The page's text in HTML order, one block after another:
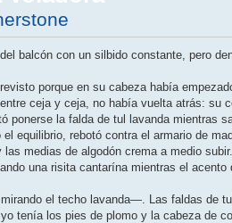
balcón con un silbido constante, pero
porque en su cabeza había
ceja y ceja, no había vuelta atrás: su
ponerse la falda de tul lavanda mientras
equilibrio, rebotó contra el armario de
medias de algodón crema a medio subir.
una risita cantarína mientras el
el techo lavanda—. Las faldas de
tenía los pies de plomo y la cabeza de